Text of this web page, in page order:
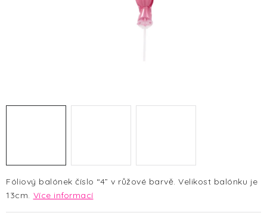
Fóliový balónek číslo “4” v růžové barvě. Velikost balónku je
13cm. Více informací